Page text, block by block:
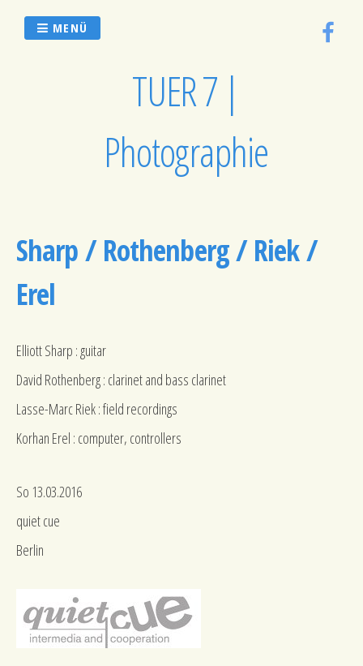
TUER 7 |
Photographie
MENÜ
Sharp / Rothenberg / Riek /
Erel
Elliott Sharp : guitar
David Rothenberg : clarinet and bass clarinet
Lasse-Marc Riek : field recordings
Korhan Erel : computer, controllers
So 13.03.2016
quiet cue
Berlin